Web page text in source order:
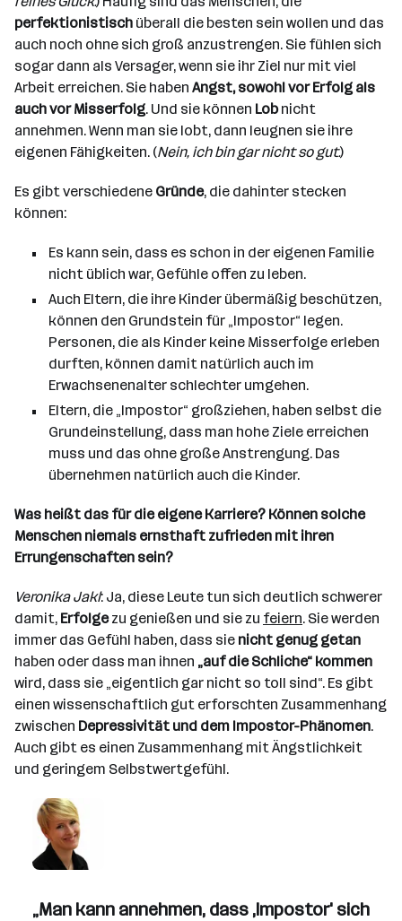
perfektionistisch überall die besten sein wollen und das
auch noch ohne sich groß anzustrengen. Sie fühlen sich
sogar dann als Versager, wenn sie ihr Ziel nur mit viel
Arbeit erreichen. Sie haben Angst, sowohl vor Erfolg als
auch vor Misserfolg. Und sie können Lobnicht
annehmen. Wenn man sie lobt, dann leugnen sie ihre
eigenen Fähigkeiten. (Nein, ich bin gar nicht so gut.)
Es gibt verschiedene Gründe, die dahinter stecken
können:
Es kann sein, dass es schon in der eigenen Familie
nicht üblich war, Gefühle offen zu leben.
Auch Eltern, die ihre Kinder übermäßig beschützen,
können den Grundstein für „Impostor“ legen.
Personen, die als Kinder keine Misserfolge erleben
durften, können damit natürlich auch im
Erwachsenenalter schlechter umgehen.
Eltern, die „Impostor“ großziehen, haben selbst die
Grundeinstellung, dass man hohe Ziele erreichen
muss und das ohne große Anstrengung. Das
übernehmen natürlich auch die Kinder.
Was heißt das für die eigene Karriere? Können solche
Menschen niemals ernsthaft zufrieden mit ihren
Errungenschaften sein?
Veronika Jakl: Ja, diese Leute tun sich deutlich schwerer
damit, Erfolgezu genießen und sie zu feiern. Sie werden
immer das Gefühl haben, dass sie nicht genug getan
haben oder dass man ihnen „auf die Schliche“ kommen
wird, dass sie „eigentlich gar nicht so toll sind“. Es gibt
einen wissenschaftlich gut erforschten Zusammenhang
zwischen Depressivität und dem Impostor-Phänomen.
Auch gibt es einen Zusammenhang mit Ängstlichkeit
und geringem Selbstwertgefühl.
„Man kann annehmen, dass ,Impostor' sich